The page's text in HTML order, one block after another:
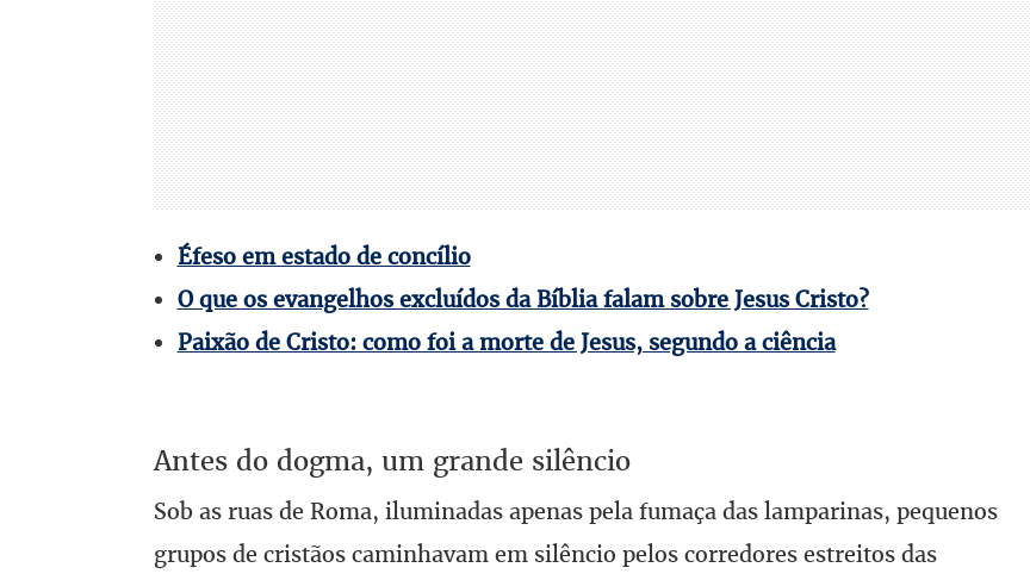
Éfeso em estado de concílio
O que os evangelhos excluídos da Bíblia falam sobre Jesus Cristo?
Paixão de Cristo: como foi a morte de Jesus, segundo a ciência
Antes do dogma, um grande silêncio
Sob as ruas de Roma, iluminadas apenas pela fumaça das lamparinas, pequenos
grupos de cristãos caminhavam em silêncio pelos corredores estreitos das